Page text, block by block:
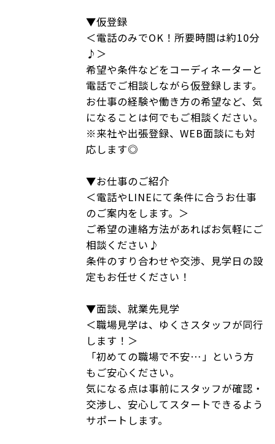
▼仮登録
＜電話のみでOK！所要時間は約10分
♪＞
希望や条件などをコーディネーターと
電話でご相談しながら仮登録します。
お仕事の経験や働き方の希望など、気
になることは何でもご相談ください。
※来社や出張登録、WEB面談にも対
応します◎
▼お仕事のご紹介
＜電話やLINEにて条件に合うお仕事
のご案内をします。＞
ご希望の連絡方法があればお気軽にご
相談ください♪
条件のすり合わせや交渉、見学日の設
定もお任せください！
▼面談、就業先見学
＜職場見学は、ゆくさスタッフが同行
します！＞
「初めての職場で不安…」という方
もご安心ください。
気になる点は事前にスタッフが確認・
交渉し、安心してスタートできるよう
サポートします。